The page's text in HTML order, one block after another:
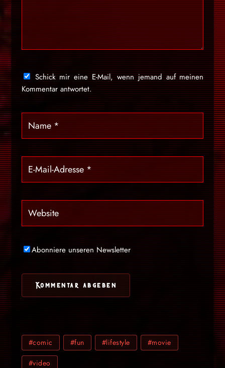
Schick mir eine E-Mail, wenn jemand auf meinen
Kommentar antwortet.
Abonniere unseren Newsletter
#comic #fun #lifestyle #movie
#video